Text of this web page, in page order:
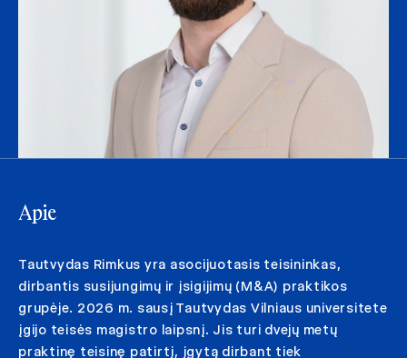
Apie
Tautvydas Rimkus yra asocijuotasis teisininkas,
dirbantis susijungimų ir įsigijimų (M&A) praktikos
grupėje. 2026 m. sausį Tautvydas Vilniaus universitete
įgijo teisės magistro laipsnį. Jis turi dvejų metų
praktinę teisinę patirtį, įgytą dirbant tiek